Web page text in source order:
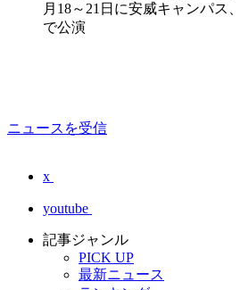
月18～21日に安威キャンパス
で公演
ニュースを受信
x
youtube
記事ジャンル
PICK UP
最新ニュース